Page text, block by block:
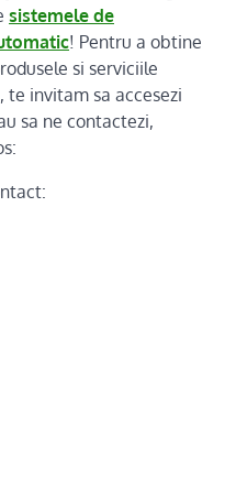
sistemele de
! Pentru a obtine
si serviciile
invitam sa accesezi
sa ne contactezi,